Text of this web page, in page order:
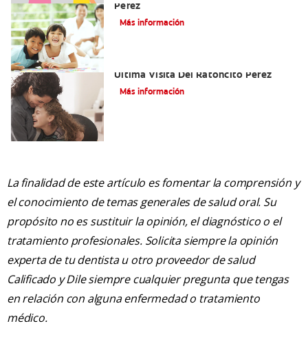
Pérez
Más información
Última Visita Del Ratoncito Pérez
Más información
La finalidad de este artículo es fomentar la comprensión y
el conocimiento de temas generales de salud oral. Su
propósito no es sustituir la opinión, el diagnóstico o el
tratamiento profesionales. Solicita siempre la opinión
experta de tu dentista u otro proveedor de salud
Calificado y Dile siempre cualquier pregunta que tengas
en relación con alguna enfermedad o tratamiento
médico.